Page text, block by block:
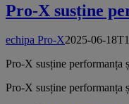
Pro-X susține
echipa Pro-X2025-06-
Pro-X susține
Pro-X susține